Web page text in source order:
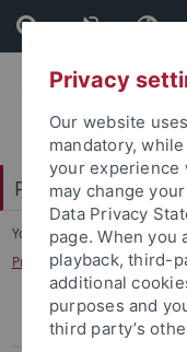
Skip
to
content
Skip
to
footer
Philosophische
You are here: Startseite
Praxisportal - Die
Berufsfelder für
Privacy
Our website
mandatory,
your experience
may change
Data Privacy
page. When you
playback, third-
additional
purposes and
third party’s